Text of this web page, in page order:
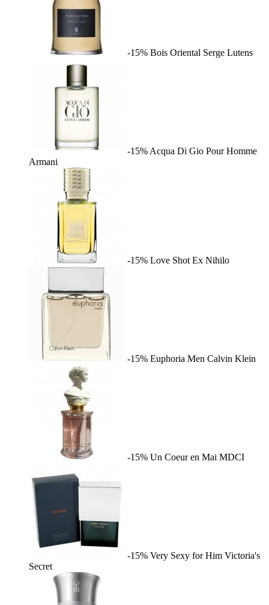
-15% Bois Oriental Serge Lutens
-15% Acqua Di Gio Pour Homme
Armani
-15% Love Shot Ex Nihilo
-15% Euphoria Men Calvin Klein
-15% Un Coeur en Mai MDCI
-15% Very Sexy for Him Victoria's
Secret